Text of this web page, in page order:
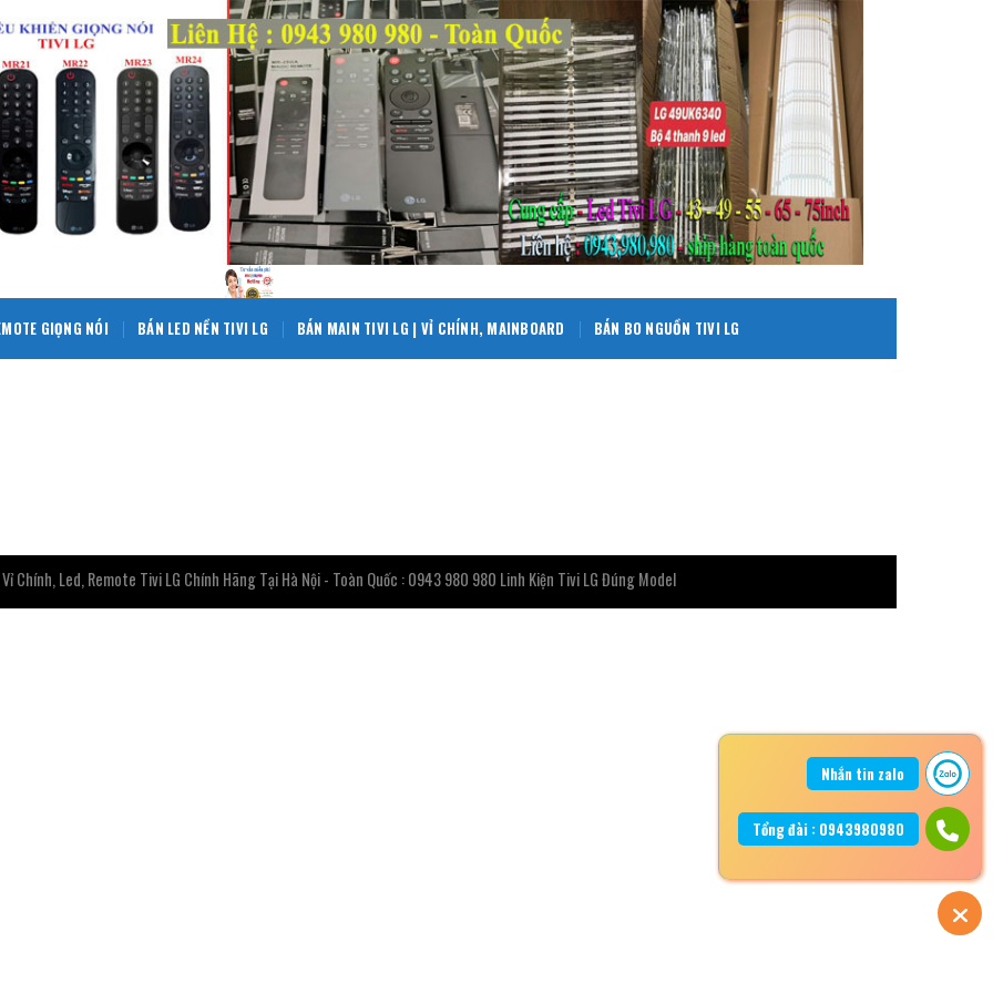
GIỌNG NÓI BÁN LED NỀN TIVI LG BÁN MAIN TIVI LG | VỈ CHÍNH, MAINBOARD BÁN BO NGUỒN TIVI LG
Chính, Led, Remote Tivi LG Chính Hãng Tại Hà Nội - Toàn Quốc : 0943 980 980 Linh Kiện Tivi LG Đúng Model
Nhắn tin zalo
Tổng đài : 0943980980